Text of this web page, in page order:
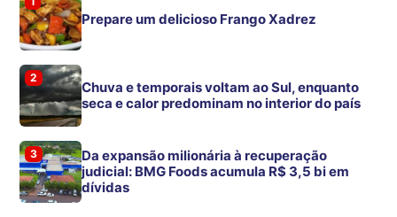
Prepare um delicioso Frango Xadrez
2
Chuva e temporais voltam ao Sul, enquanto
seca e calor predominam no interior do país
3
Da expansão milionária à recuperação
judicial: BMG Foods acumula R$ 3,5 bi em
dívidas